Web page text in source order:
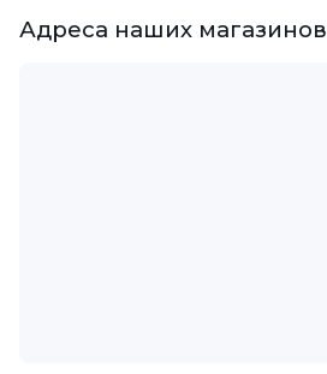
Адреса наших магазинов